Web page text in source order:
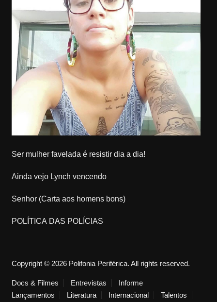
Ser mulher favelada é resistir dia a dia!
Ainda vejo Lynch vencendo
Senhor (Carta aos homens bons)
POLÍTICA DAS POLÍCIAS
Copyright © 2026 Polifonia Periférica. All rights reserved.
Docs & Filmes Entrevistas
Informe
Lançamentos
Literatura Internacional Talentos